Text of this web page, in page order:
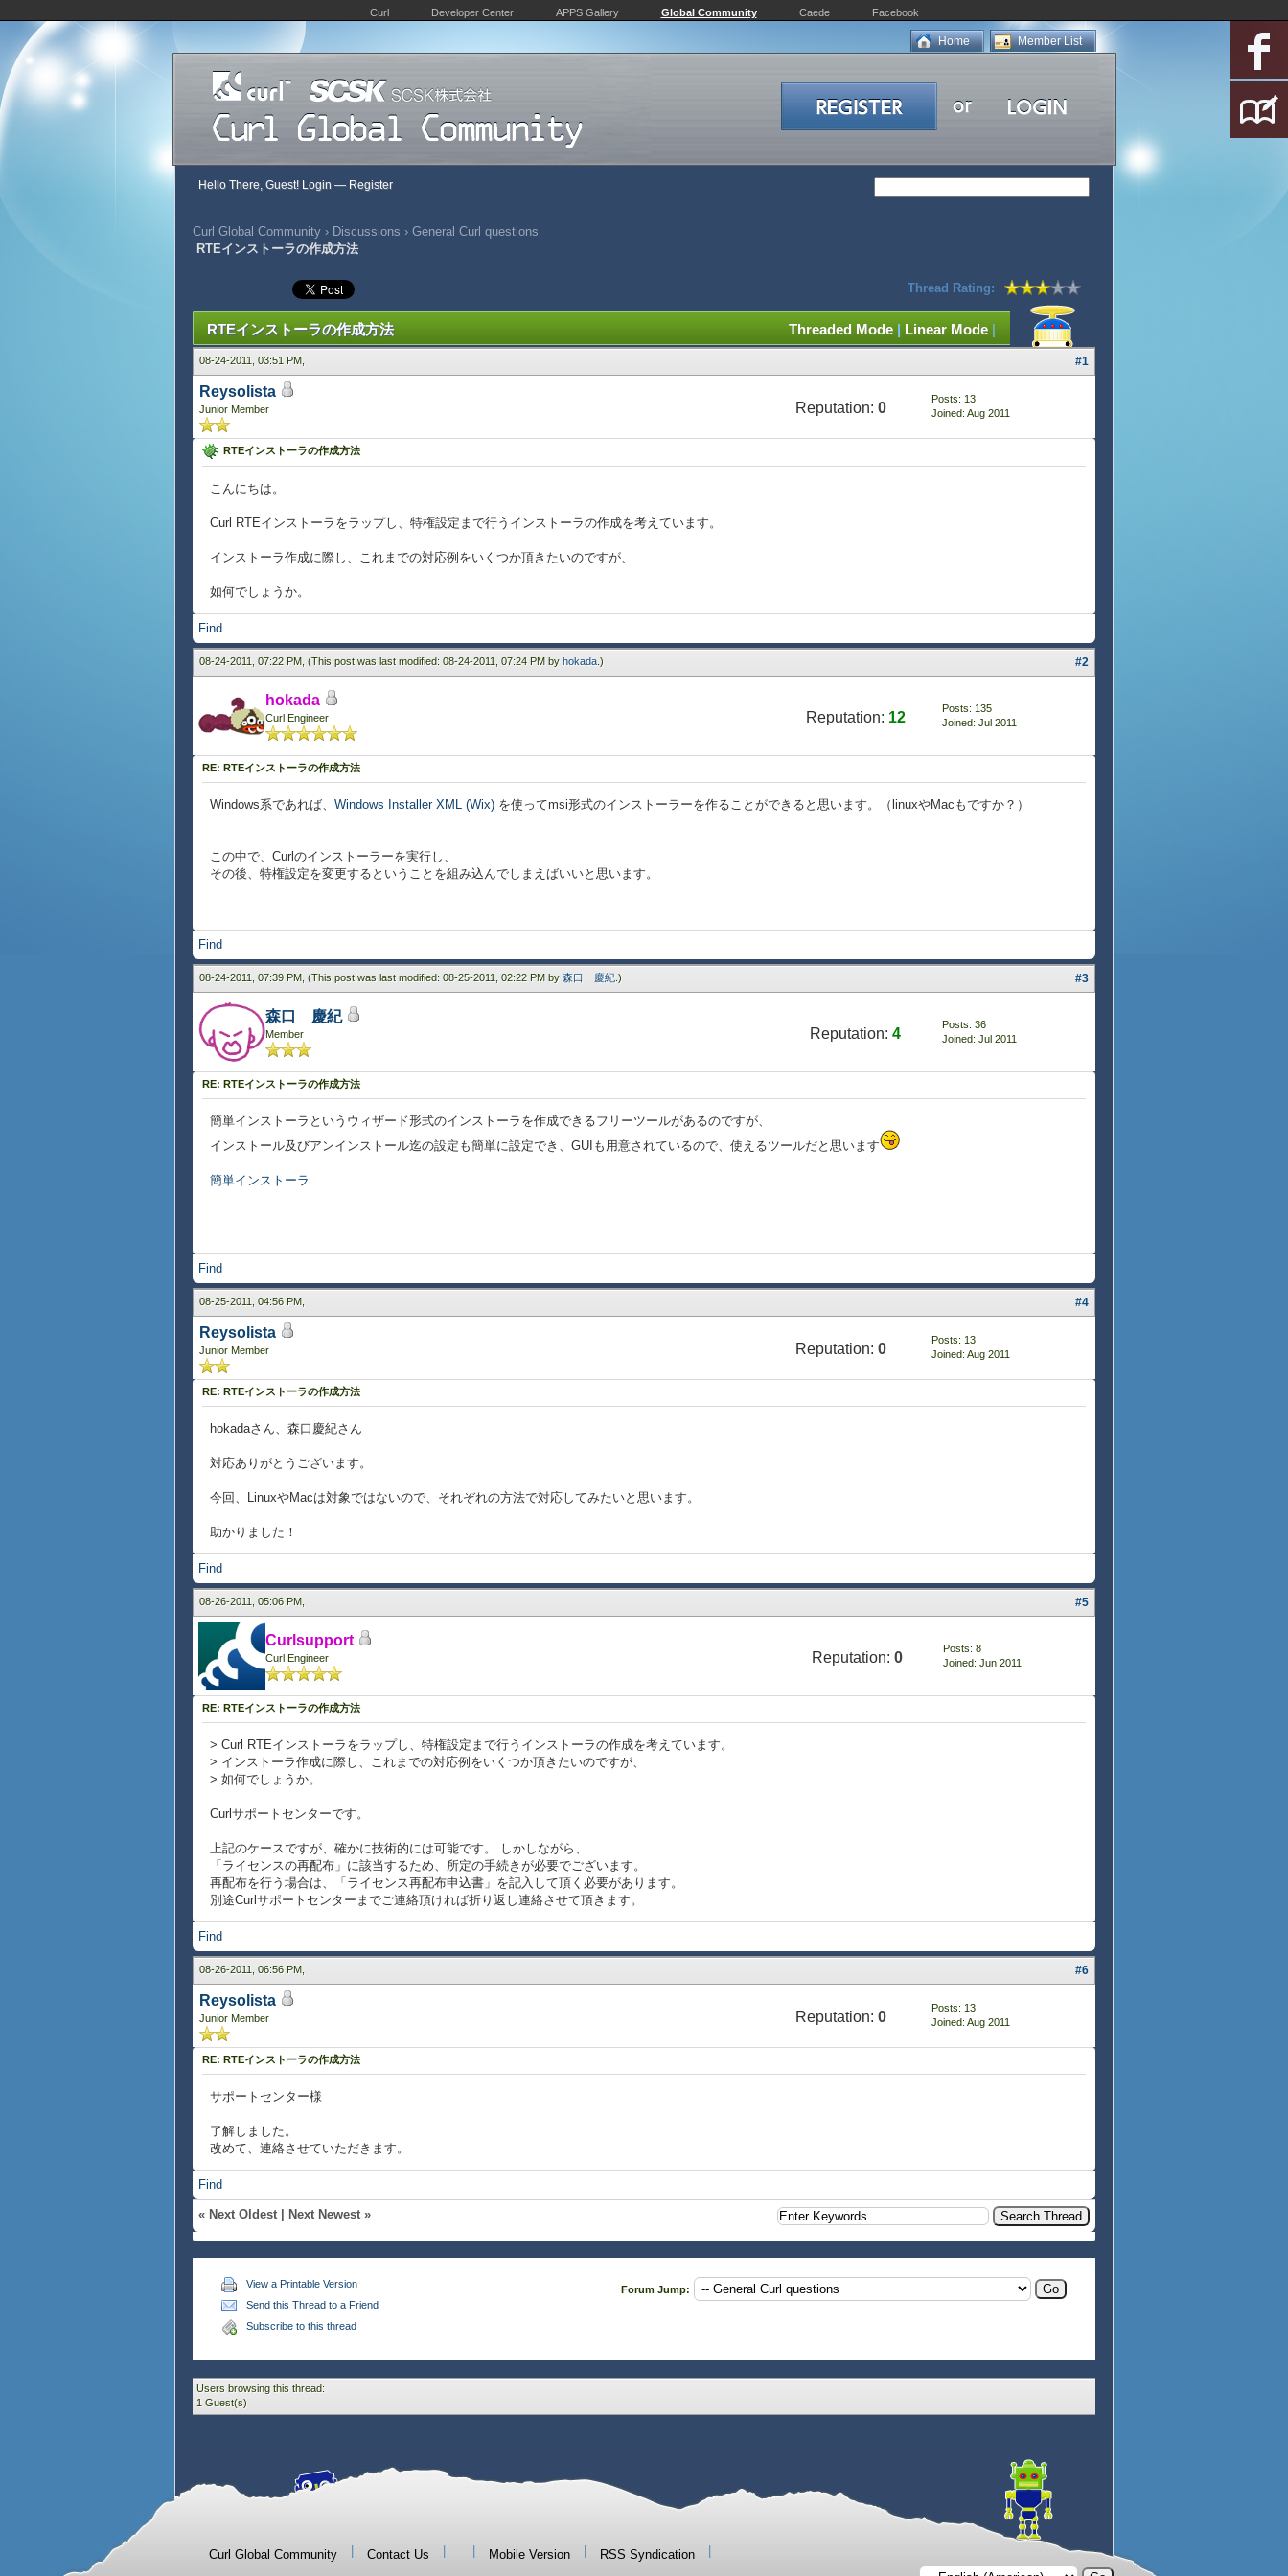
Curl Developer Center APPS Gallery Global Community Caede Facebook
Member List
Home
Hello There, Guest! Login — Register
Curl Global Community › Discussions › General Curl questions
RTEインストーラの作成方法
Thread Rating:
Threaded Mode | Linear Mode |
RTEインストーラの作成方法
08-24-2011, 03:51 PM, #1
Reysolista
Junior Member Reputation: 0
Posts: 13
Joined: Aug 2011
RTEインストーラの作成方法
こんにちは。
Curl RTEインストーラをラップし、特権設定まで行うインストーラの作成を考えています。
インストーラ作成に際し、これまでの対応例をいくつか頂きたいのですが、
如何でしょうか。
Find
08-24-2011, 07:22 PM, (This post was last modified: 08-24-2011, 07:24 PM by hokada .) #2
hokada
Curl Engineer Reputation: 12
Posts: 135
Joined: Jul 2011
RE: RTEインストーラの作成方法
Windows系であれば、 Windows Installer XML (Wix) を使ってmsi形式のインストーラーを作ることができると思います。（linuxやMacもですか？）
この中で、Curlのインストーラーを実行し、
その後、特権設定を変更するということを組み込んでしまえばいいと思います。
Find
08-24-2011, 07:39 PM, (This post was last modified: 08-25-2011, 02:22 PM by 森口 慶紀 .) #3
森口 慶紀
Member Reputation: 4
Posts: 36
Joined: Jul 2011
RE: RTEインストーラの作成方法
簡単インストーラというウィザード形式のインストーラを作成できるフリーツールがあるのですが、
インストール及びアンインストール迄の設定も簡単に設定でき、GUIも用意されているので、使えるツールだと思います
簡単インストーラ
Find
08-25-2011, 04:56 PM, #4
Reysolista
Junior Member Reputation: 0
Posts: 13
Joined: Aug 2011
RE: RTEインストーラの作成方法
hokadaさん、森口慶紀さん
対応ありがとうございます。
今回、LinuxやMacは対象ではないので、それぞれの方法で対応してみたいと思います。
助かりました！
Find
08-26-2011, 05:06 PM, #5
Curlsupport
Curl Engineer Reputation: 0
Posts: 8
Joined: Jun 2011
RE: RTEインストーラの作成方法
> Curl RTEインストーラをラップし、特権設定まで行うインストーラの作成を考えています。
> インストーラ作成に際し、これまでの対応例をいくつか頂きたいのですが、
> 如何でしょうか。
Curlサポートセンターです。
上記のケースですが、確かに技術的には可能です。 しかしながら、
「ライセンスの再配布」に該当するため、所定の手続きが必要でございます。
再配布を行う場合は、「ライセンス再配布申込書」を記入して頂く必要があります。
別途Curlサポートセンターまでご連絡頂ければ折り返し連絡させて頂きます。
Find
08-26-2011, 06:56 PM, #6
Reysolista
Junior Member Reputation: 0
Posts: 13
Joined: Aug 2011
RE: RTEインストーラの作成方法
サポートセンター様
了解しました。
改めて、連絡させていただきます。
Find
« Next Oldest Next Newest »
View a Printable Version
Send this Thread to a Friend
Subscribe to this thread
Forum Jump:
Users browsing this thread:
1 Guest(s)
Curl Global Community Contact Us Mobile Version RSS Syndication